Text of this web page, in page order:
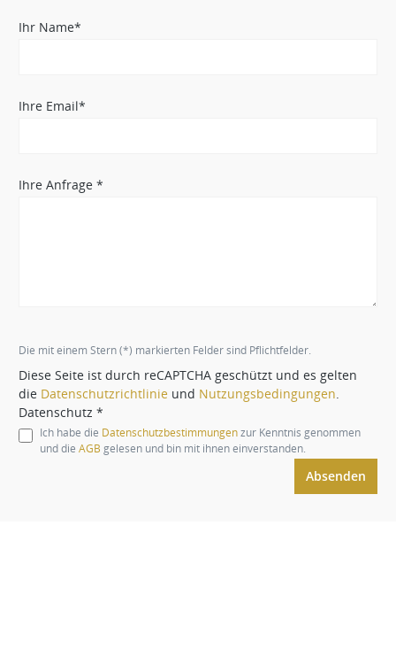
Ihr Name*
Ihre Email*
Ihre Anfrage *
Die mit einem Stern (*) markierten Felder sind Pflichtfelder.
Diese Seite ist durch reCAPTCHA geschützt und es gelten
die Datenschutzrichtlinie und Nutzungsbedingungen
Datenschutz *
Ich habe die Datenschutzbestimmungenzur Kenntnis genommen
und die AGB gelesen und bin mit ihnen einverstanden.
Absenden